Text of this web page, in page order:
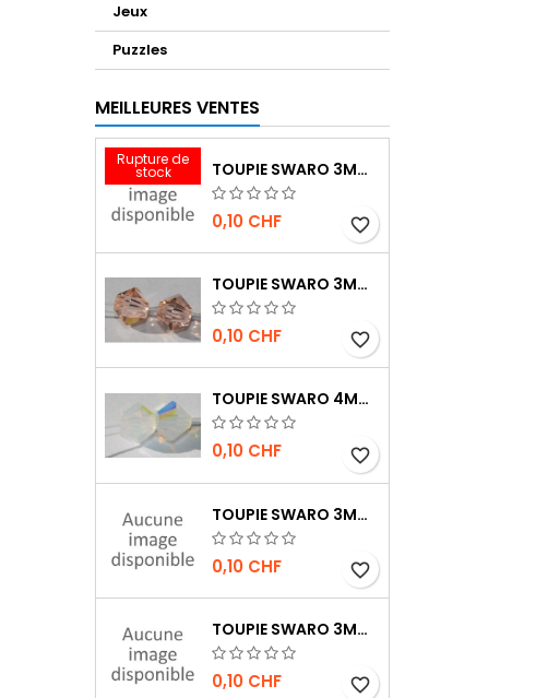
Jeux
Puzzles
MEILLEURES VENTES
Rupture de
stock TOUPIE SWARO 3MM INDIAN RED
0,10 CHF favorite_border
TOUPIE SWARO 3MM LIGHT PEACH
0,10 CHF favorite_border
TOUPIE SWARO 4MM WHITE OPAL AB
0,10 CHF favorite_border
TOUPIE SWARO 3MM JET AB
0,10 CHF favorite_border
TOUPIE SWARO 3MM JET HÉMATITE 2X
0,10 CHF favorite_border